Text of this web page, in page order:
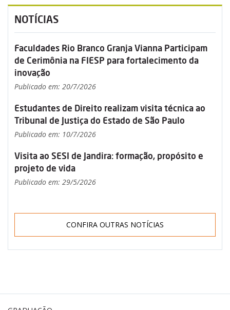
NOTÍCIAS
Faculdades Rio Branco Granja Vianna Participam
de Cerimônia na FIESP para fortalecimento da
inovação
Publicado em: 20/7/2026
Estudantes de Direito realizam visita técnica ao
Tribunal de Justiça do Estado de São Paulo
Publicado em: 10/7/2026
Visita ao SESI de Jandira: formação, propósito e
projeto de vida
Publicado em: 29/5/2026
CONFIRA OUTRAS NOTÍCIAS